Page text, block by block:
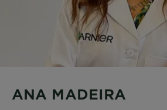
ANA MADEIRA